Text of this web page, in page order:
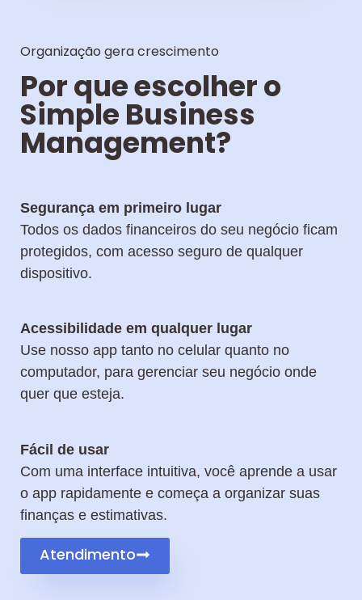
Organização gera crescimento
Por que escolher o
Simple Business
Management?
Segurança em primeiro lugar
Todos os dados financeiros do seu negócio ficam
protegidos, com acesso seguro de qualquer
dispositivo.
Acessibilidade em qualquer lugar
Use nosso app tanto no celular quanto no
computador, para gerenciar seu negócio onde
quer que esteja.
Fácil de usar
Com uma interface intuitiva, você aprende a usar
o app rapidamente e começa a organizar suas
finanças e estimativas.
Atendimento